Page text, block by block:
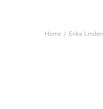
Home Erika Linden